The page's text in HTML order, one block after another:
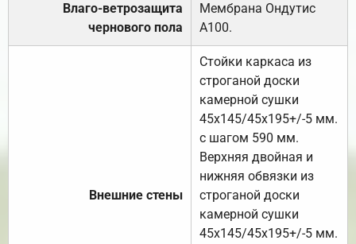
Влаго-ветрозащита
чернового пола
Мембрана Ондутис
А100.
Внешние стены
Стойки каркаса из
строганой доски
камерной сушки
45х145/45х195+/-5 мм.
с шагом 590 мм.
Верхняя двойная и
нижняя обвязки из
строганой доски
камерной сушки
45х145/45х195+/-5 мм.